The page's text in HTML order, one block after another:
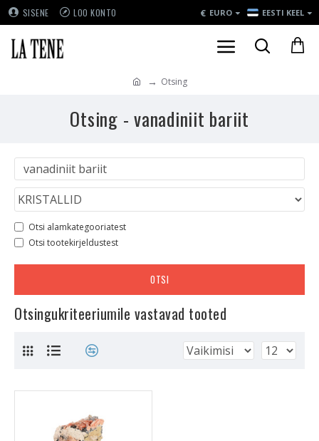
SISENE LOO KONTO € EURO EESTI KEEL
Otsing
Otsing - vanadiniit bariit
Otsi alamkategooriatest
Otsi tootekirjeldustest
OTSI
Otsingukriteeriumile vastavad tooted